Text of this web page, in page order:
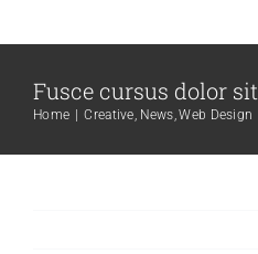
to
contentFusce cursus dolor
Home Creative News Web Design